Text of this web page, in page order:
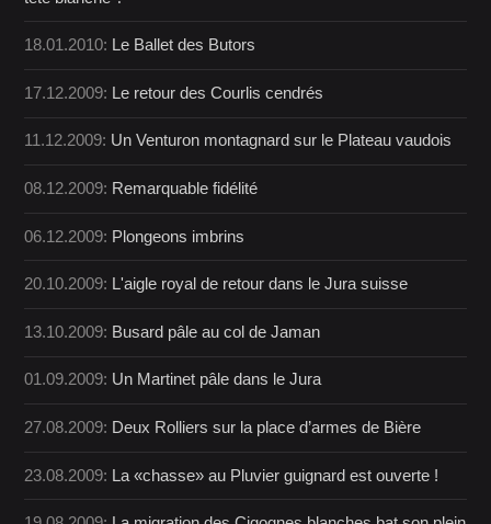
18.01.2010: Le Ballet des Butors
17.12.2009: Le retour des Courlis cendrés
11.12.2009: Un Venturon montagnard sur le Plateau vaudois
08.12.2009: Remarquable fidélité
06.12.2009: Plongeons imbrins
20.10.2009: L'aigle royal de retour dans le Jura suisse
13.10.2009: Busard pâle au col de Jaman
01.09.2009: Un Martinet pâle dans le Jura
27.08.2009: Deux Rolliers sur la place d’armes de Bière
23.08.2009: La «chasse» au Pluvier guignard est ouverte !